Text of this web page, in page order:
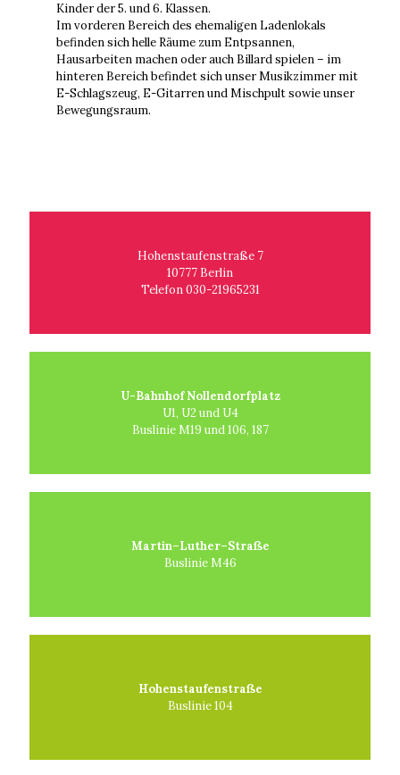
Kinder der 5. und 6. Klassen.
Im vorderen Bereich des ehemaligen Ladenlokals
befinden sich helle Räume zum Entpsannen,
Hausarbeiten machen oder auch Billard spielen – im
hinteren Bereich befindet sich unser Musikzimmer mit
E-Schlagszeug, E-Gitarren und Mischpult sowie unser
Bewegungsraum.
Hohenstaufenstraße 7
10777 Berlin
Telefon 030-21965231
U-Bahnhof Nollendorfplatz
U1, U2 und U4
Buslinie M19 und 106, 187
Martin–Luther–Straße
Buslinie M46
Hohenstaufenstraße
Buslinie 104